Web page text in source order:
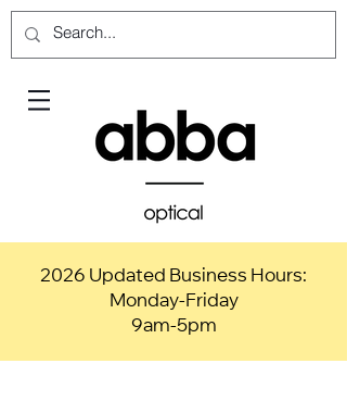
2026 Updated Business Hours:
Monday-Friday
9am-5pm